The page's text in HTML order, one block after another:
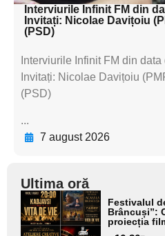
Interviurile Infinit FM din
Invitați: Nicolae Davițoiu
(PSD)
Interviurile Infinit FM din
Invitați: Nicolae Davițoiu
(PSD)
...
7 august 2026
Ultima oră
Adaugă
aici textul
pentru
Festivalul
Brâncuși”:
proiecția